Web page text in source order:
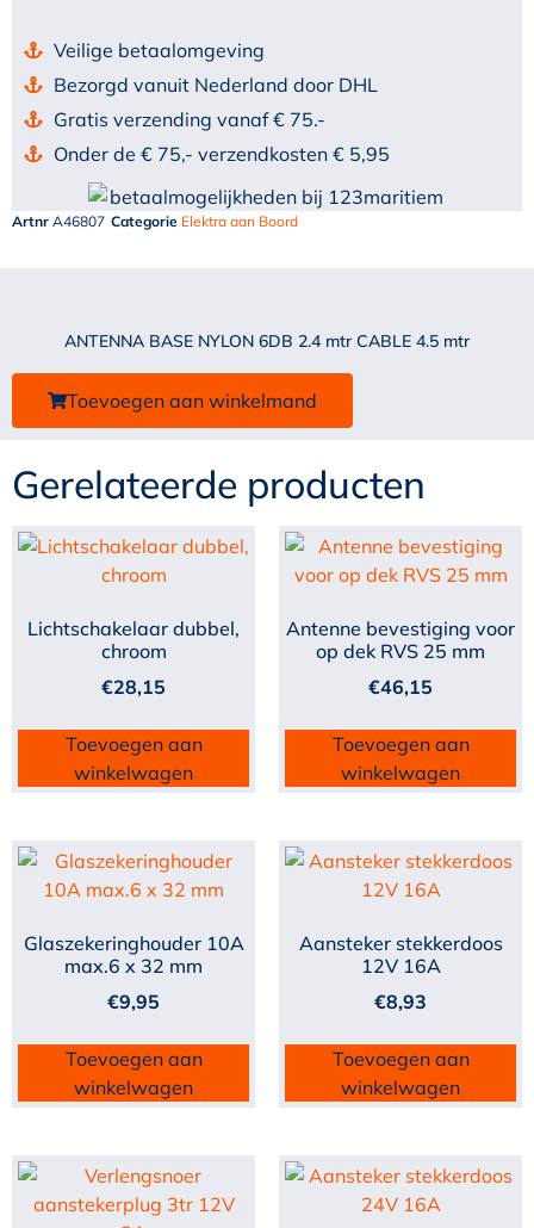
Veilige betaalomgeving
Bezorgd vanuit Nederland door DHL
Gratis verzending vanaf € 75.-
Onder de € 75,- verzendkosten € 5,95
Artnr A46807 Categorie Elektra aan Boord
ANTENNA BASE NYLON 6DB 2.4 mtr CABLE 4.5 mtr
Toevoegen aan winkelmand
Gerelateerde producten
Lichtschakelaar dubbel,
chroom
€28,15
Toevoegen aan
winkelwagen
Antenne bevestiging voor
op dek RVS 25 mm
€46,15
Toevoegen aan
winkelwagen
Glaszekeringhouder 10A
max.6 x 32 mm
€9,95
Toevoegen aan
winkelwagen
Aansteker stekkerdoos
12V 16A
€8,93
Toevoegen aan
winkelwagen